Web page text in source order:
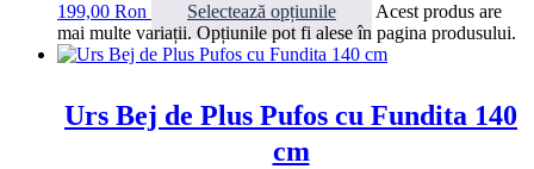
199,00 Ron Selectează opțiunile
Acest produs are
mai multe variații. Opțiunile pot fi alese în pagina produsului.
Urs Bej de Plus Pufos cu Fundita 140
cm